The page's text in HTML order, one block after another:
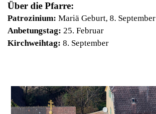
Über die Pfarre:
Patrozinium: Mariä Geburt, 8. September
Anbetungstag: 25. Februar
Kirchweihtag: 8. September